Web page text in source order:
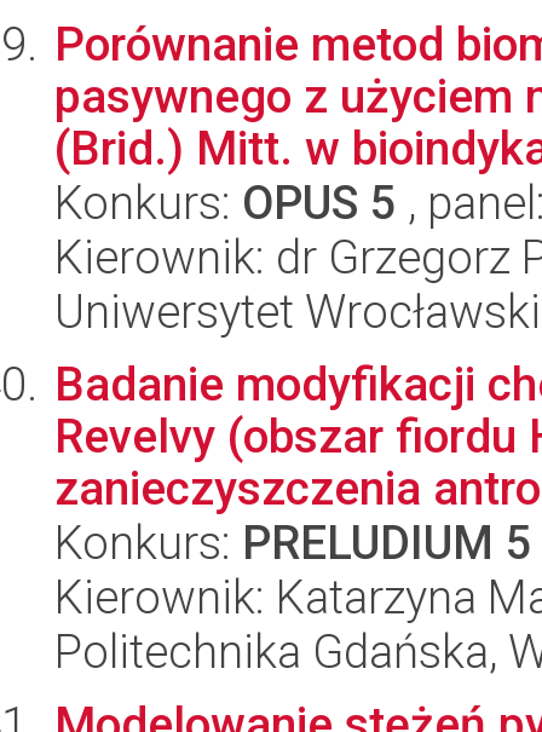
Porównanie metod
pasywnego z użyciem
(Brid.) Mitt. w
Konkurs: OPUS 5 ,
Kierownik: dr Grzegorz
Uniwersytet
Badanie modyfikacji
Revelvy (obszar fiordu
zanieczyszczenia
Konkurs: PRELUDIUM 5
Kierownik: Katarzyna
Politechnika Gdańska,